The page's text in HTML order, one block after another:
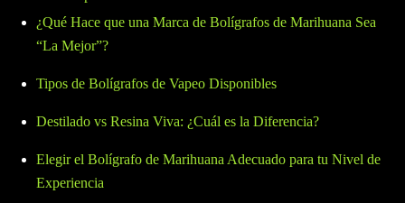
¿Qué Hace que una Marca de Bolígrafos de Marihuana Sea
“La Mejor”?
Tipos de Bolígrafos de Vapeo Disponibles
Destilado vs Resina Viva: ¿Cuál es la Diferencia?
Elegir el Bolígrafo de Marihuana Adecuado para tu Nivel de
Experiencia